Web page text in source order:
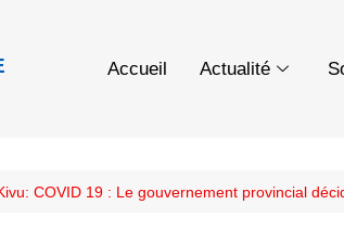
Accueil Actualité
COVID 19 : Le gouvernement provincial